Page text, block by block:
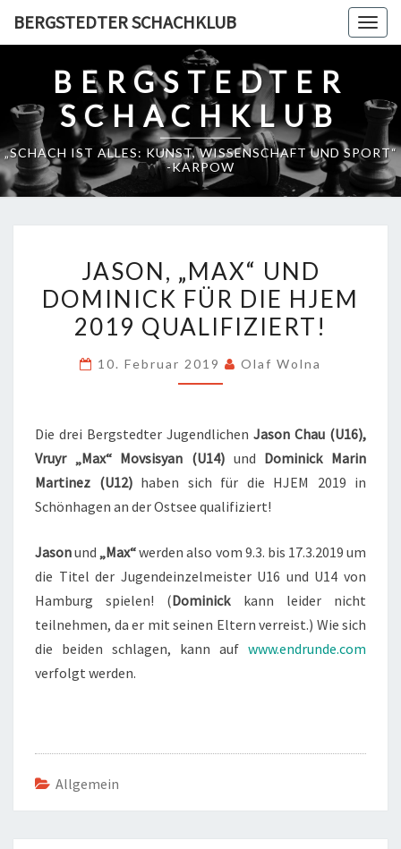
BERGSTEDTER SCHACHKLUB
BERGSTEDTER
SCHACHKLUB
„SCHACH IST ALLES: KUNST, WISSENSCHAFT UND SPORT“
-KARPOW
„MAX“
UND
DOMINICK
DIE
QUALIFIZIERT!
JASON, „MAX“ UND
DOMINICK FÜR DIE HJEM
2019 QUALIFIZIERT!
10. Februar 2019 Olaf Wolna
Die drei Bergstedter Jugendlichen Jason Chau (U16),
Vruyr „Max“ Movsisyan (U14) und Dominick Marin
Martinez (U12)haben sich für die HJEM 2019 in
Schönhagen an der Ostsee qualifiziert!
Jasonund „Max“werden also vom 9.3. bis 17.3.2019 um
die Titel der Jugendeinzelmeister U16 und U14 von
Hamburg spielen! (Dominickkann leider nicht
teilnehmen, da er mit seinen Eltern verreist.) Wie sich
die beiden schlagen, kann auf www.endrunde.com
verfolgt werden.
Allgemein